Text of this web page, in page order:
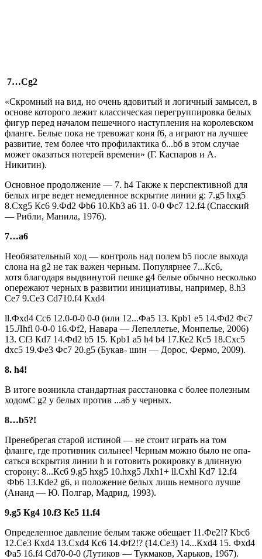
7…Сg2
«Скромный на вид, но очень ядовитый и логичный замы­сел, в
основе которого лежит классическая перегруппиров­ка белых
фигур перед началом пешечного наступления на ко­ролевском
фланге. Белые пока не тревожат коня f6, а играют на лучшее
развитие, тем более что профилактика б...bб в этом случае
может оказаться поте­рей времени» (Г. Каспаров и А.
Никитин).
Основное продолжение — 7. h4 Также к перспективной для
белых игре ведет немедлен­ное вскрытие линии g: 7.g5 hxg5
8.Сxg5 Кс6 9.Фd2 Фb6 10.Кb3 а6 11. 0-0 Фс7 12.f4 (Спасский
— Рибли, Манила, 1976).
7…а6
Необязательный ход — кон­троль над полем b5 после выхо­да
слона на g2 не так важен чер­ным. Популярнее 7...Кс6,
хотя благодаря выдвинутой пеш­ке g4 белые обычно несколь­ко
опережают черных в раз­витии инициативы, например, 8.h3
Се7 9.Се3 Сd710.f4 Кxd4
ll.Фxd4 Сс6 12.0-0-0 0-0 (или 12...Фа5 13. Крb1 е5 14.Фd2 Фс7
15.Лhfl 0-0-0 16.Фf2, Навара — Лепеллетье, Монпелье, 2006)
13. Сf3 Кd7 14.Фd2 b5 15. Крb1 а5 h4 b4 17.Ке2 Кc5 18.Сxc5
dxc5 19.Фе3 Фс7 20.g5 (Букав- шин — Дорос, Фермо, 2009).
8. h4!
В итоге возникла стандарт­ная расстановка с более полез­ным
ходомС g2 у белых против ...а6 у черных.
8…b5?!
Пренебрегая старой исти­ной — не стоит играть на том
фланге, где противник сильнее! Черным можно было не опа­
саться вскрытия линии h и гото­вить рокировку в длинную
сто­рону: 8...Кc6 9.g5 hxg5 10.hxg5 Лхh1+ ll.Cxhl Kd7 12.f4
Фb6 13.Кdе2 g6, и положение белых лишь немного лучше
(Ананд — Ю. Полгар, Мадрид, 1993).
9.g5 Кg4 10.f3 Ке5 11.f4
Определенное давление бе­лым также обещает 11.Фе2!? Кbc6
12.Сe3 Кxd4 13.Сxd4 Кc6 14.Фf2!? (14.Сe3) 14...Кхd4 15. Фxd4
Фa5 16.f4 Сd70-0-0 (Лутиков — Тукмаков, Харь­ков, 1967).